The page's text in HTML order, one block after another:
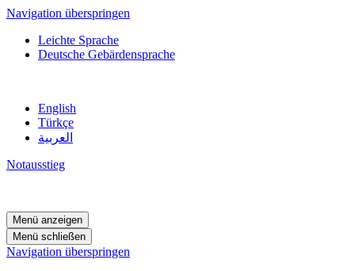
Navigation überspringen
Leichte Sprache
Deutsche Gebärdensprache
English
Türkçe
العربية
Notausstieg
Menü anzeigen
Menü schließen
Navigation überspringen